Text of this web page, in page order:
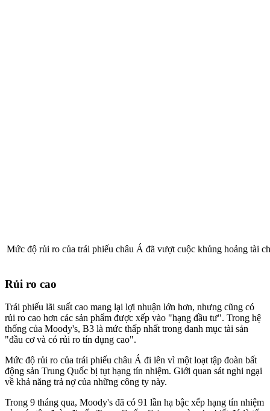
Mức độ rủi ro của trái phiếu châu Á đã vượt cuộc khủng hoảng tài
Rủi ro cao
Trái phiếu lãi suất cao mang lại lợi nhuận lớn hơn, nhưng cũng có
rủi ro cao hơn các sản phẩm được xếp vào "hạng đầu tư". Trong hệ
thống của Moody's, B3 là mức thấp nhất trong danh mục tài sản
"đầu cơ và có rủi ro tín dụng cao".
Mức độ rủi ro của trái phiếu châu Á đi lên vì một loạt tập đoàn bất
động sản Trung Quốc bị tụt hạng tín nhiệm. Giới quan sát nghi ngại
về khả năng trả nợ của những công ty này.
Trong 9 tháng qua, Moody's đã có 91 lần hạ bậc xếp hạng tín nhiệm